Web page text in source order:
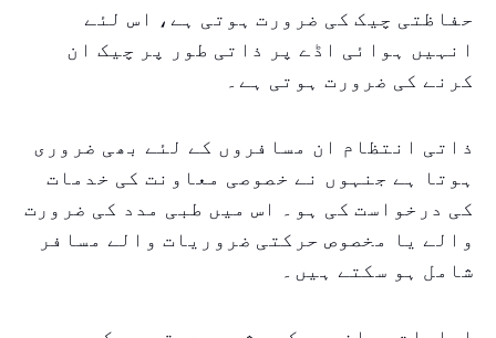
حفاظتی چیک کی ضرورت ہوتی ہے، اس لئے
انہیں ہوائی اڈے پر ذاتی طور پر چیک ان
کرنے کی ضرورت ہوتی ہے۔
ذاتی انتظام ان مسافروں کے لئے بھی ضروری
ہوتا ہے جنہوں نے خصوصی معاونت کی خدمات
کی درخواست کی ہو۔ اس میں طبی مدد کی ضرورت
والے یا مخصوص حرکتی ضروریات والے مسافر
شامل ہو سکتے ہیں۔